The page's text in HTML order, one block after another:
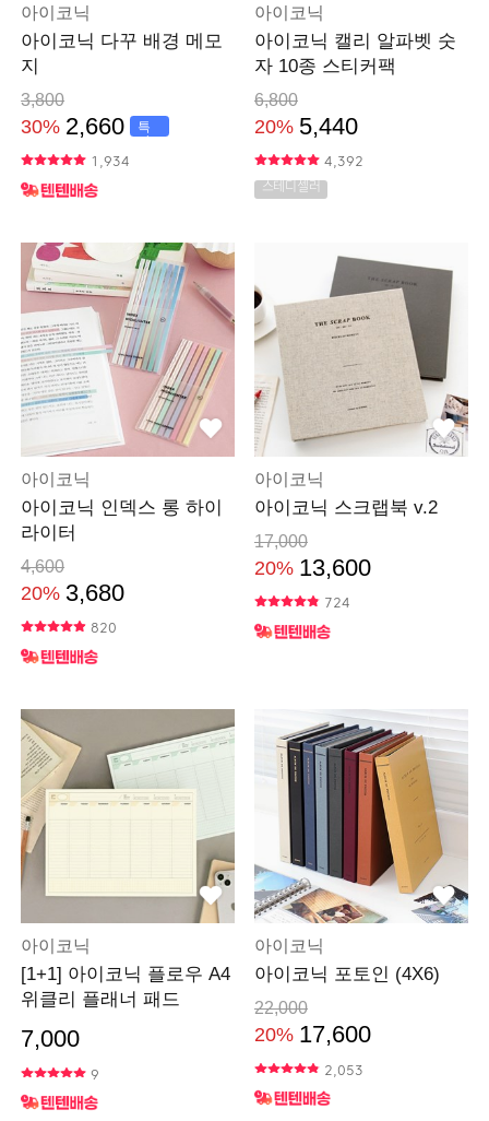
아이코닉
아이코닉 다꾸 배경 메모
지
3,800
30% 2,660
특
가
1,934
아이코닉
아이코닉 캘리 알파벳 숫
자 10종 스티커팩
6,800
20% 5,440
4,392
스테디셀러
아이코닉
아이코닉 인덱스 롱 하이
라이터
4,600
20% 3,680
820
아이코닉
아이코닉 스크랩북 v.2
17,000
20% 13,600
724
아이코닉
[1+1] 아이코닉 플로우 A4
위클리 플래너 패드
7,000
9
아이코닉
아이코닉 포토인 (4X6)
22,000
20% 17,600
2,053